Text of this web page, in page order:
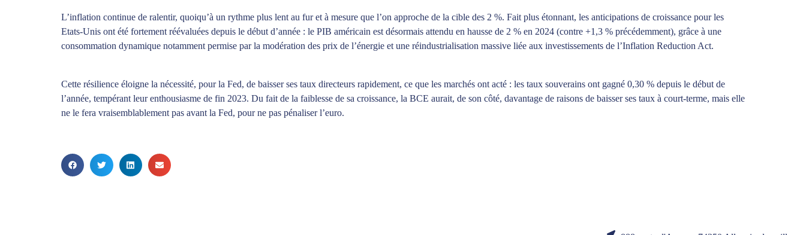
L’inflation continue de ralentir, quoiqu’à un rythme plus lent au fur et à mesure que l’on approche de la cible des 2 %. Fait plus étonnant, les anticipations de croissance pour les
Etats-Unis ont été fortement réévaluées depuis le début d’année : le PIB américain est désormais attendu en hausse de 2 % en 2024 (contre +1,3 % précédemment), grâce à une
consommation dynamique notamment permise par la modération des prix de l’énergie et une réindustrialisation massive liée aux investissements de l’Inflation Reduction Act.
Cette résilience éloigne la nécessité, pour la Fed, de baisser ses taux directeurs rapidement, ce que les marchés ont acté : les taux souverains ont gagné 0,30 % depuis le début de
l’année, tempérant leur enthousiasme de fin 2023. Du fait de la faiblesse de sa croissance, la BCE aurait, de son côté, davantage de raisons de baisser ses taux à court-terme, mais elle
ne le fera vraisemblablement pas avant la Fed, pour ne pas pénaliser l’euro.